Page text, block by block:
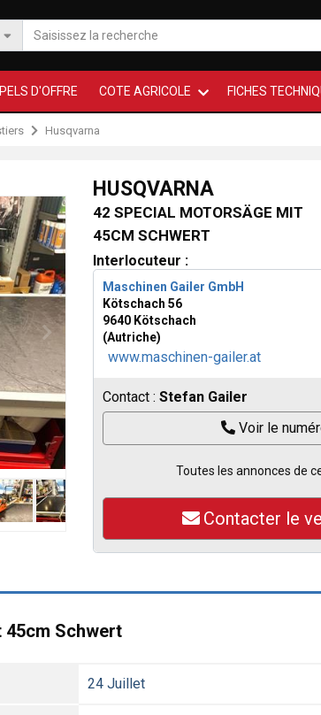
D'OFFRE COTE AGRICOLE FICHES
Husqvarna
HUSQVARNA
42 SPECIAL MOTORSÄGE MIT
45CM SCHWERT
Interlocuteur :
Maschinen Gailer GmbH
Kötschach 56
9640 Kötschach
(Autriche)
www.maschinen-gailer.at
Contact : Stefan Gailer
Voir le
Toutes les annonces de
Contacter le
45cm Schwert
24 Juillet